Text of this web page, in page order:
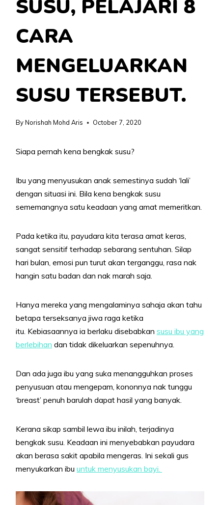
SUSU, PELAJARI 8
CARA
MENGELUARKAN
SUSU TERSEBUT.
ByNorishah Mohd Aris October 7, 2020
Siapa pernah kena bengkak susu?
Ibu yang menyusukan anak semestinya sudah ‘lali’
dengan situasi ini. Bila kena bengkak susu
sememangnya satu keadaan yang amat memeritkan.
Pada ketika itu, payudara kita terasa amat keras,
sangat sensitif terhadap sebarang sentuhan. Silap
hari bulan, emosi pun turut akan terganggu, rasa nak
hangin satu badan dan nak marah saja.
Hanya mereka yang mengalaminya sahaja akan tahu
betapa terseksanya jiwa raga ketika
itu. Kebiasaannya ia berlaku disebabkan susu ibu yang
berlebihan dan tidak dikeluarkan sepenuhnya.
Dan ada juga ibu yang suka menangguhkan proses
penyusuan atau mengepam, kononnya nak tunggu
‘breast’ penuh barulah dapat hasil yang banyak.
Kerana sikap sambil lewa ibu inilah, terjadinya
bengkak susu. Keadaan ini menyebabkan payudara
akan berasa sakit apabila mengeras. Ini sekali gus
menyukarkan ibu untuk menyusukan bayi.